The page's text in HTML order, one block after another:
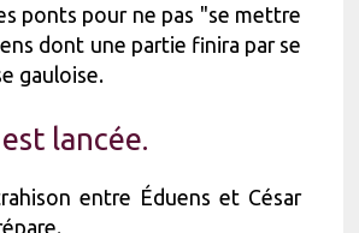
ponts pour ne pas "se mettre
dont une partie finira par se
gauloise.
lancée.
entre Éduens et César